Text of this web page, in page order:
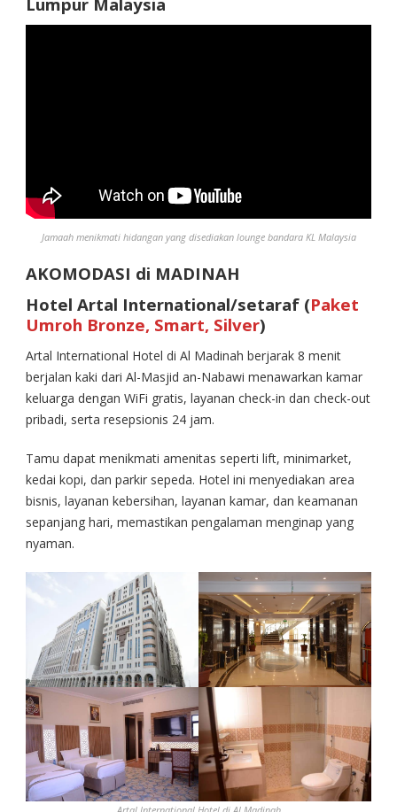
Jamaah menikmati hidangan yang disediakan lounge bandara KL Malaysia
AKOMODASI di MADINAH
Hotel Artal International/setaraf (Paket
Umroh Bronze, Smart, Silver)
Artal International Hotel di Al Madinah berjarak 8 menit
berjalan kaki dari Al-Masjid an-Nabawi menawarkan kamar
keluarga dengan WiFi gratis, layanan check-in dan check-out
pribadi, serta resepsionis 24 jam.
Tamu dapat menikmati amenitas seperti lift, minimarket,
kedai kopi, dan parkir sepeda. Hotel ini menyediakan area
bisnis, layanan kebersihan, layanan kamar, dan keamanan
sepanjang hari, memastikan pengalaman menginap yang
nyaman.